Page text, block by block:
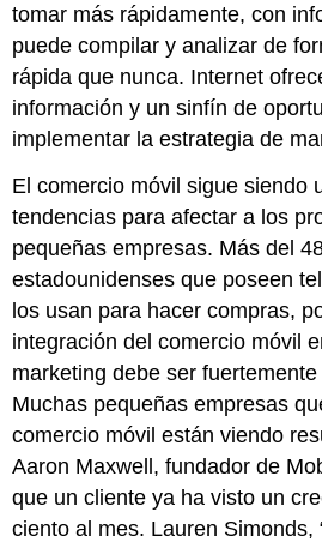
tomar más rápidamente, con
puede compilar y analizar de
rápida que nunca. Internet
información y un sinfín de
implementar la estrategia de
El comercio móvil sigue siendo
tendencias para afectar a los
pequeñas empresas. Más del
estadounidenses que poseen
los usan para hacer compras,
integración del comercio móvil
marketing debe ser
Muchas pequeñas empresas
comercio móvil están viendo
Aaron Maxwell, fundador de
que un cliente ya ha visto un
ciento al mes. Lauren Simonds,